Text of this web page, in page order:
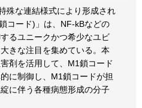
殊な連結様式により形成され
コード)」は、NF-kBなどの
るユニークかつ希少なユビ
きな注目を集めている。本
剤を活用して、M1鎖コード
に制御し、M1鎖コードが担
に伴う各種病態形成の分子